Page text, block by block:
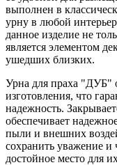
выполнен в
урну в любой
данное изделие не
является элементом
ушедших близких.
Урна для праха "ДУБ"
изготовления, что
надежность.
обеспечивает
пыли и внешних
сохранить уважение и
достойное место для